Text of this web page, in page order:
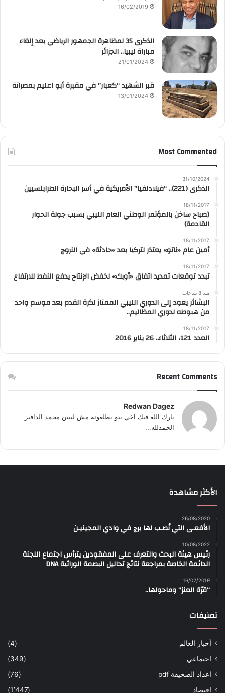
16/02/2019
الذكرى 35 لمظاهرة الجمهور الرياضي بعد إلغاء
مباراة ليبيا.. الجزائر
21/01/2024
قبر الشهيد “كعبار” في مقبرة أبو اعليم بمصراتة
13/01/2024
Most Commented
31/10/2024
الذكرى (221).. “فيلادلفيا” الأمريكية في أسر البحارة الطرابلسيين
18/11/2017
(صباح ساخن بالمؤتمر الوطني العام الليبي بسبب جولة الحوار
القادمة)
18/11/2017
أمين عام «ناتو» يعتذر لتركيا بعد «حادثة» في النروج
18/11/2017
تبدد توقعات تمديد اتفاق «أوبك» لخفض الإنتاج يدفع النفط للارتفاع
منذ 8 ساعات
البشائر يعود إلى الدوري الليبي الممتاز لكرة القدم بعد موسم واحد
من هبوطه لدوري المظاليم..
18/11/2017
العدد 121، الثلاثاء، 26 يناير 2016
Recent Comments
Redwan Dagez
بارك الله فيك اخي يبو يطلعونه مش ليبين محمد الداقيز
الحمدلله...
الأكثر مشاهدة
26/08/2020
الأفعـى التي نُصـب لها برج في وادي المجينيـن
10/08/2022
رئيس هيئة البحث والتعرف على المفقودين يترأس اجتماع اللجنة
الدائمة الخاصة بمراجعة نتائج تحاليل البصمة الوراثية DNA
16/02/2019
“قرّة العنز” وماحولها..
تصنيفات
أخبار العالم
(4)
اجتماعي
(349)
اعداد الصحيفة pdf
(76)
اقتصاد
(1٬447)